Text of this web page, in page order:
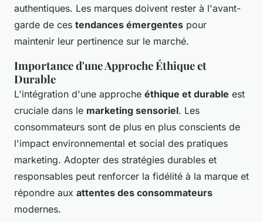
authentiques. Les marques doivent rester à l'avant-
garde de ces tendances émergentes pour
maintenir leur pertinence sur le marché.
Importance d'une Approche Éthique et
Durable
L'intégration d'une approche éthique et durable est
cruciale dans le marketing sensoriel. Les
consommateurs sont de plus en plus conscients de
l'impact environnemental et social des pratiques
marketing. Adopter des stratégies durables et
responsables peut renforcer la fidélité à la marque et
répondre aux attentes des consommateurs
modernes.